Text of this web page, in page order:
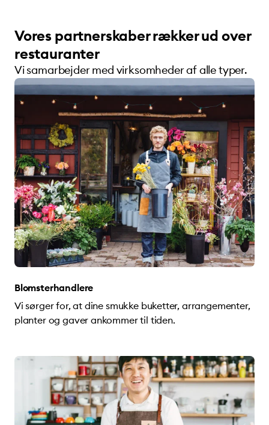
Vores partnerskaber rækker ud over
restauranter
Vi samarbejder med virksomheder af alle typer.
Blomsterhandlere
Vi sørger for, at dine smukke buketter, arrangementer,
planter og gaver ankommer til tiden.